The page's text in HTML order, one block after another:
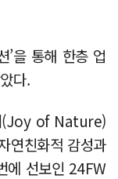
’을 통해 한층 업
다.
(Joy of Nature)
연친화적 감성과
에 선보인 24FW